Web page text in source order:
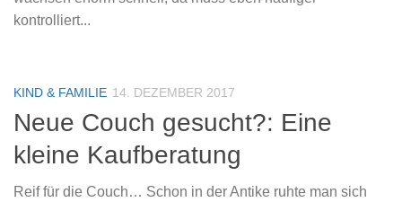
kontrolliert...
KIND & FAMILIE 14. DEZEMBER 2017
Neue Couch gesucht?: Eine
kleine Kaufberatung
Reif für die Couch… Schon in der Antike ruhte man sich